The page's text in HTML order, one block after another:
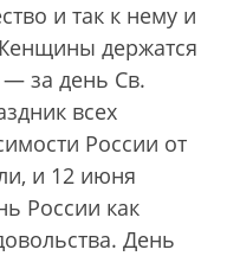
и так к нему и
держатся
за день Св.
всех
России от
и 12 июня
России как
День